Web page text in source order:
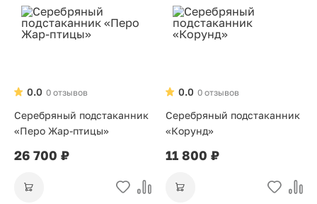
0 отзывов
0.0
Серебряный подстаканник
«Перо Жар-птицы»
26 700 ₽
0 отзывов
0.0
Серебряный подстаканник
«Корунд»
11 800 ₽